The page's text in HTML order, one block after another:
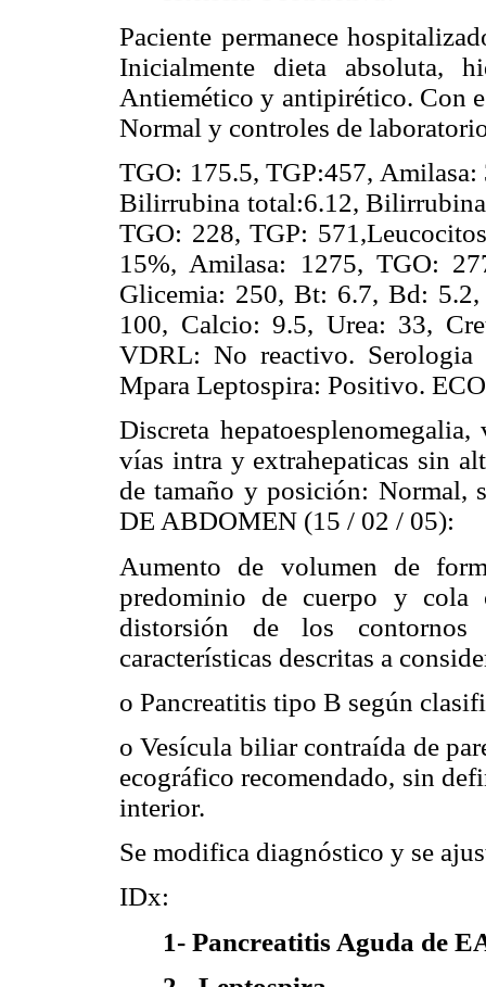
Paciente permanece
Inicialmente dieta absoluta,
Antiemético y antipirético. Con
Normal y controles de
TGO: 175.5, TGP:457,
Bilirrubina total:6.12,
TGO: 228, TGP:
15%, Amilasa: 1275, TGO:
Glicemia: 250, Bt: 6.7, Bd:
100, Calcio: 9.5, Urea: 33,
VDRL: No reactivo.
Mpara Leptospira: Positivo.
Discreta hepatoesplenomegalia,
vías intra y extrahepaticas sin
de tamaño y posición: Normal,
DE ABDOMEN (15 / 02 / 05):
Aumento de volumen de
predominio de cuerpo y cola
distorsión de los
características descritas a
o Pancreatitis tipo B según
o Vesícula biliar contraída de
ecográfico recomendado, sin
interior.
Se modifica diagnóstico y se
IDx:
1- Pancreatitis Aguda de